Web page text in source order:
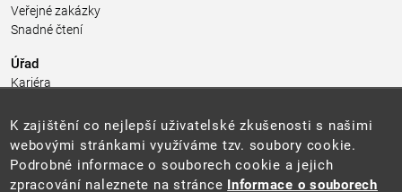
Veřejné zakázky
Snadné čtení
Úřad
Kariéra
Pro média a veřejnost
Povinně zveřejňované informace
Kontakty
Přistupnost budovy úřadu MŽP
(PDF, 204 kB)
K zajištění co nejlepší uživatelské zkušenosti s našimi
webovými stránkami využíváme tzv. soubory cookie.
Podrobné informace o souborech cookie a jejich
zpracování naleznete na stránce Informace o souborech